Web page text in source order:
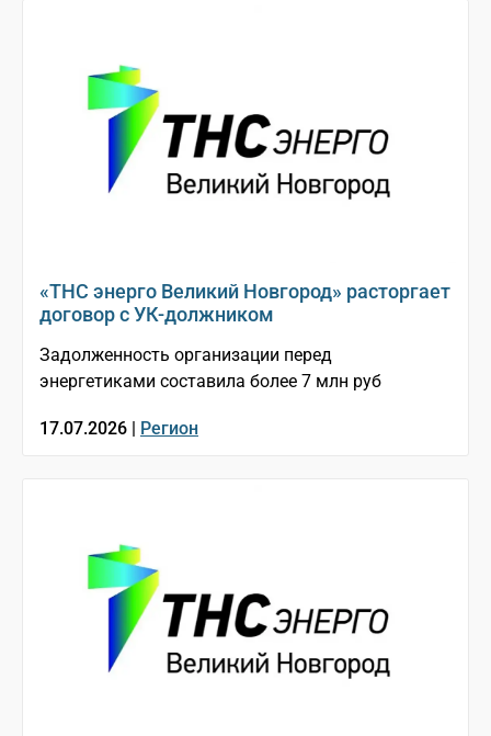
«ТНС энерго Великий Новгород» расторгает
договор с УК-должником
Задолженность организации перед
энергетиками составила более 7 млн руб
17.07.2026 | Регион